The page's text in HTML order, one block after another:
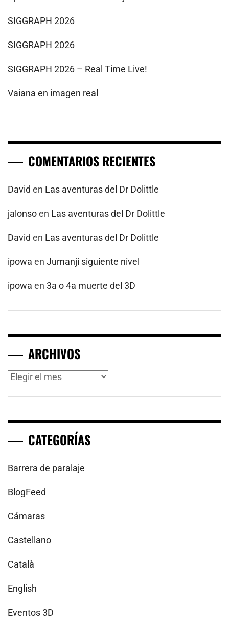
SIGGRAPH 2026
SIGGRAPH 2026
SIGGRAPH 2026 – Real Time Live!
Vaiana en imagen real
COMENTARIOS RECIENTES
David en Las aventuras del Dr Dolittle
jalonsoen Las aventuras del Dr Dolittle
David en Las aventuras del Dr Dolittle
ipowa en Jumanji siguiente nivel
ipowa en 3a o 4a muerte del 3D
ARCHIVOS
Archivos
CATEGORÍAS
Barrera de paralaje
BlogFeed
Cámaras
Castellano
Català
English
Eventos 3D